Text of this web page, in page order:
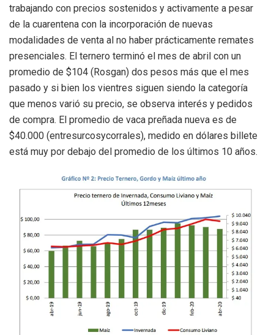
trabajando con precios sostenidos y activamente a pesar
de la cuarentena con la incorporación de nuevas
modalidades de venta al no haber prácticamente remates
presenciales. El ternero terminó el mes de abril con un
promedio de $104 (Rosgan) dos pesos más que el mes
pasado y si bien los vientres siguen siendo la categoría
que menos varió su precio, se observa interés y pedidos
de compra. El promedio de vaca preñada nueva es de
$40.000 (entresurcosycorrales), medido en dólares billete
está muy por debajo del promedio de los últimos 10 años.